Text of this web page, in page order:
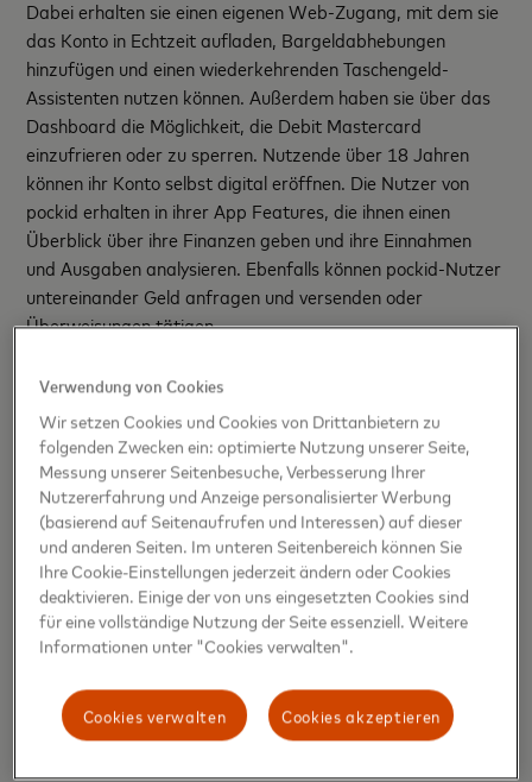
Dabei erhalten sie einen eigenen Web-Zugang, mit dem sie
das Konto in Echtzeit aufladen, Bargeldabhebungen
hinzufügen und einen wiederkehrenden Taschengeld-
Assistenten nutzen können. Außerdem haben sie über das
Dashboard die Möglichkeit, die Debit Mastercard
einzufrieren oder zu sperren. Nutzende über 18 Jahren
können ihr Konto selbst digital eröffnen. Die Nutzer von
pockid erhalten in ihrer App Features, die ihnen einen
Überblick über ihre Finanzen geben und ihre Einnahmen
und Ausgaben analysieren. Ebenfalls können pockid-Nutzer
untereinander Geld anfragen und versenden oder
Überweisungen tätigen.
pockid bietet zwei Produkte an – Neo Beginner und Neo
Pro. Bei beiden Produkten erhalten die Nutzenden eine
Debit Mastercard, wobei sie zwischen einer Karte im
klassischen Design sowie, als einer der ersten deutschen
FinTechs, einer Karte aus Kirschholz wählen können, die aus
nachhaltig bewirtschafteten Wäldern stammt. Passend für
die Generation Z sind die Karten „selfie-ready“: Auf der
Frontseite der Karten stehen keine persönlichen
Informationen, so dass die Nutzenden ihre Einkäufe ohne
Risiko mit dem Smartphone dokumentieren und auf Social
Media posten können. Die Gebühren variieren je nach
Produkt, starten bei 2,99 EUR monatlich und werden für
Nutzer unter 18 Jahren von deren Eltern getragen. Nutzer
ab 18 Jahren erhalten einen Discount.
Verwendung von Cookies
Wir setzen Cookies und Cookies von Drittanbietern zu
folgenden Zwecken ein: optimierte Nutzung unserer Seite,
Messung unserer Seitenbesuche, Verbesserung Ihrer
Nutzererfahrung und Anzeige personalisierter Werbung
(basierend auf Seitenaufrufen und Interessen) auf dieser
und anderen Seiten. Im unteren Seitenbereich können Sie
Ihre Cookie-Einstellungen jederzeit ändern oder Cookies
deaktivieren. Einige der von uns eingesetzten Cookies sind
für eine vollständige Nutzung der Seite essenziell. Weitere
Informationen unter "Cookies verwalten".
Cookies akzeptieren
Cookies verwalten